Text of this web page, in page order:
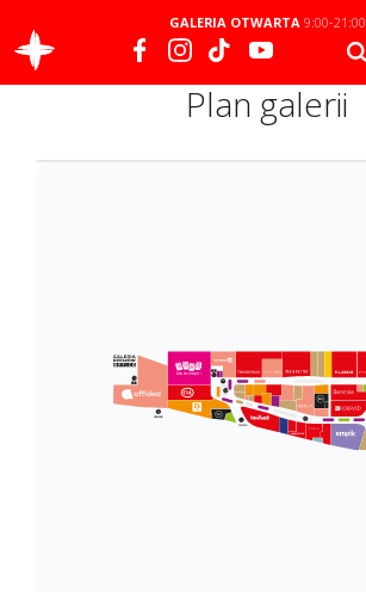
GALERIA OTWARTA9:00-21:00
Plan galerii